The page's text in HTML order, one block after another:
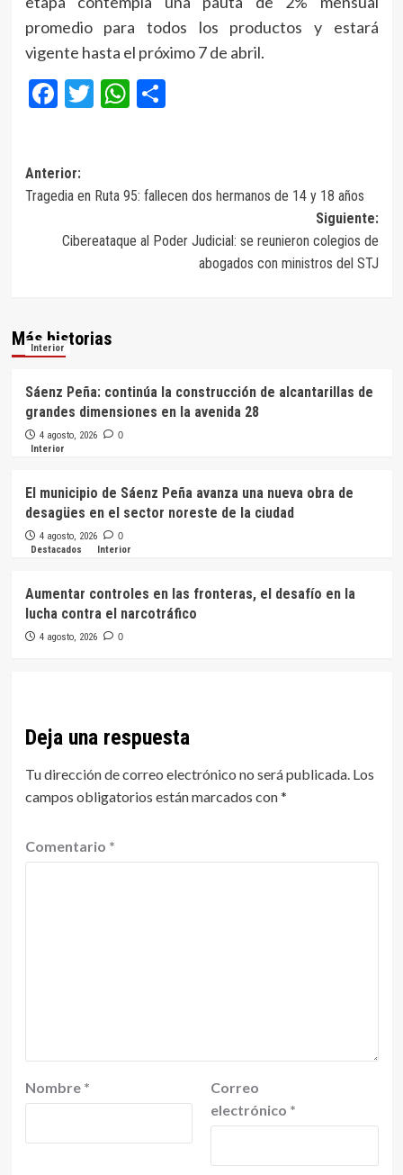
promedio para todos los productos y estará
vigente hasta el próximo 7 de abril.
Facebook
Twitter
WhatsApp
Compartir
Navegación
de
entradas
Anterior:
Tragedia en Ruta 95: fallecen dos hermanos de 14 y 18 años
Siguiente:
Cibereataque al Poder Judicial: se reunieron colegios de
abogados con ministros del STJ
Más historias
Interior
Sáenz Peña: continúa la construcción de alcantarillas de
grandes dimensiones en la avenida 28
4 agosto, 2026 0
Interior
El municipio de Sáenz Peña avanza una nueva obra de
desagües en el sector noreste de la ciudad
4 agosto, 2026 0
Destacados Interior
Aumentar controles en las fronteras, el desafío en la
lucha contra el narcotráfico
4 agosto, 2026 0
Deja una respuesta
Tu dirección de correo electrónico no será publicada. Los
campos obligatorios están marcados con*
Comentario *
Nombre *
Correo
electrónico *